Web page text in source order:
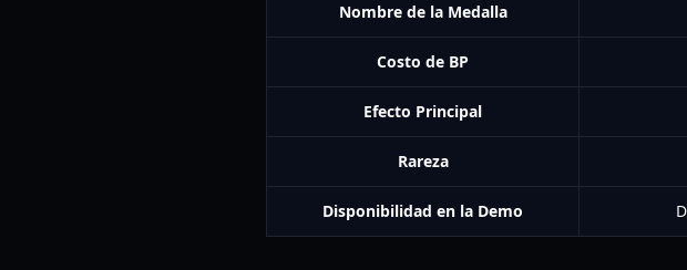
Nombre de la Medalla
Costo de BP
Efecto Principal
Rareza
Disponibilidad en la Demo